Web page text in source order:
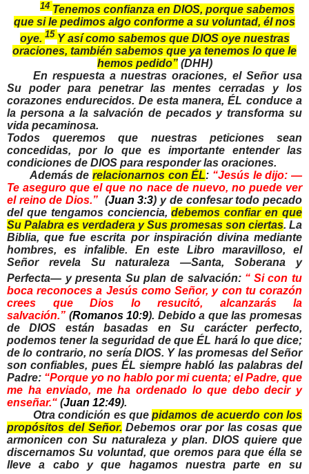
14Tenemos confianza en DIOS, porque sabemos
que si le pedimos algo conforme a su voluntad, él nos
oye. 15Y así como sabemos que DIOS oye nuestras
oraciones, también sabemos que ya tenemos lo que le
hemos pedido”(DHH)
En respuesta a nuestras oraciones, el Señor usa
Su poder para penetrar las mentes cerradas y los
corazones endurecidos. De esta manera, ÉL conduce a
la persona a la salvación de pecados y transforma su
vida pecaminosa.
Todos queremos que nuestras peticiones sean
concedidas, por lo que es importante entender las
condiciones de DIOS para responder las oraciones.
Además de relacionarnos con ÉL: “Jesús le dijo: —
Te aseguro que el que no nace de nuevo, no puede ver
el reino de Dios.” (Juan 3:3) y de confesar todo pecado
del que tengamos conciencia,debemos confiar en que
Su Palabra es verdadera y Sus promesas son ciertas. La
Biblia, que fue escrita por inspiración divina mediante
hombres, es infalible. En este Libro maravilloso, el
Señor revela Su naturaleza —Santa, Soberana y
Perfecta— y presenta Su plan de salvación: “ Si con tu
boca reconoces a Jesús como Señor, y con tu corazón
crees que Dios lo resucitó, alcanzarás la
salvación.” (Romanos 10:9). Debido a que las promesas
de DIOS están basadas en Su carácter perfecto,
podemos tener la seguridad de que ÉL hará lo que dice;
de lo contrario, no sería DIOS. Y las promesas del Señor
son confiables, pues ÉL siempre habló las palabras del
Padre: “Porque yo no hablo por mi cuenta; el Padre, que
me ha enviado, me ha ordenado lo que debo decir y
enseñar.“ (Juan 12:49).
Otra condición es quepidamos de acuerdo con los
propósitos del Señor. Debemos orar por las cosas que
armonicen con Su naturaleza y plan. DIOS quiere que
discernamos Su voluntad, que oremos para que élla se
lleve a cabo y que hagamos nuestra parte en su